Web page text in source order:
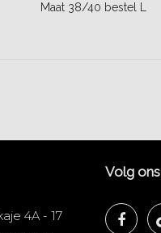
Maat 38/40 bestel L
4A - 17
Volg ons